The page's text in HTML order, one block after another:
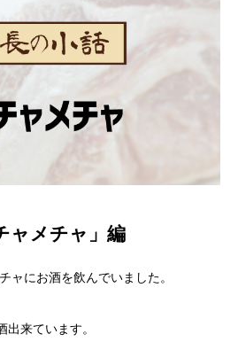
ャメチャ」編
ャにお酒を飲んでいました。
来ています。